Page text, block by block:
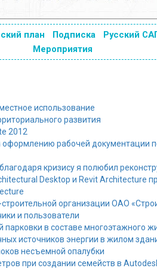
план Подписка Русский
Мероприятия
использование
развития
2012
рабочей документации
кризису я полюбил
Desktop и Revit Architecture
организации ОАО
и пользователи
в составе многоэтажного
источников энергии в жилом
несъемной опалубки
при создании семейств в